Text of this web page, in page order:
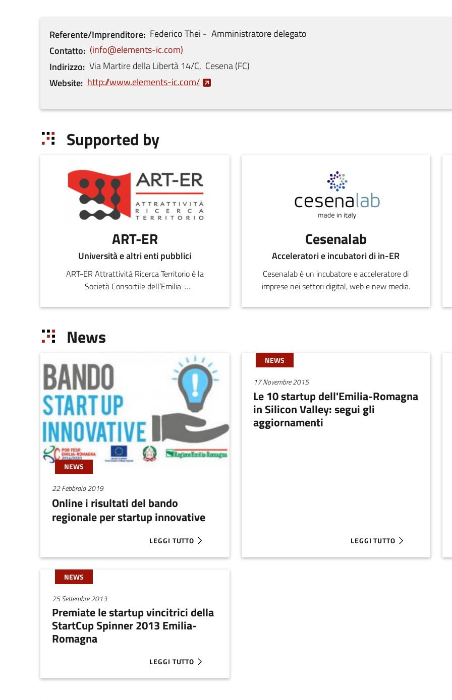
Referente/Imprenditore FedericoThei
Amministratore delegato
Contatto
info@elements-ic.com
Indirizzo Via Martire della Libertà 14/C, Cesena(FC)
Website http://www.elements-ic.com/
Supported by
ART-ER
Università e altri enti pubblici
ART-ER Attrattività Ricerca Territorio è la
Società Consortile dell’Emilia-
sostenibile della regione attr
Cesenalab
Acceleratori e incubatori di in-ER
Cesenalab è un incubatore e acceleratore di
imprese nei settori digital, web e new media.
News
NEWS
22 Febbraio 2019
Online i risultati del bando
regionale per startup innovative
LEGGI TUTTO
ABOUT ONLINE I RISULTATI DEL BANDO REGIONALE PER STARTUP INNOVATIVE
NEWS
17 Novembre 2015
Le 10 startup dell'Emilia-Romagna
in Silicon Valley: segui gli
aggiornamenti
LEGGI TUTTO
ABOUT LE 10 STARTUP
NEWS
25 Settembre 2013
Premiate le startup vincitrici della
StartCup Spinner 2013 Emilia-
Romagna
LEGGI TUTTO
ABOUT PREMIATE LE STARTUP VINCITRICI DELLA STARTCUP SPINNER 2013 EMILIA-